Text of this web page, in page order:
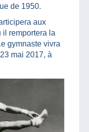
de 1950.
aux
il remportera la
gymnaste vivra
mai 2017, à